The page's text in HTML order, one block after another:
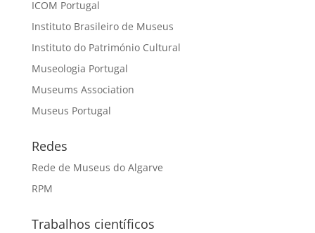
ICOM Portugal
Instituto Brasileiro de Museus
Instituto do Património Cultural
Museologia Portugal
Museums Association
Museus Portugal
Redes
Rede de Museus do Algarve
RPM
Trabalhos científicos